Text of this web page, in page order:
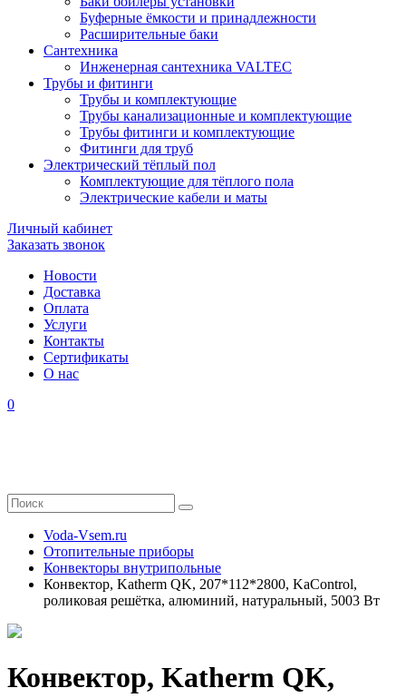
Буферные ёмкости и принадлежности
Расширительные баки
Сантехника
Инженерная сантехника VALTEC
Трубы и фитинги
Трубы и комплектующие
Трубы канализационные и комплектующие
Трубы фитинги и комплектующие
Фитинги для труб
Электрический тёплый пол
Комплектующие для тёплого пола
Электрические кабели и маты
Личный кабинет
Заказать звонок
Новости
Доставка
Оплата
Услуги
Контакты
Cертификаты
О нас
0
Voda-Vsem.ru
Отопительные приборы
Конвекторы внутрипольные
Конвектор, Katherm QK, 207*112*2800, KaControl,
роликовая решётка, алюминий, натуральный, 5003 Вт
Конвектор, Katherm QK,